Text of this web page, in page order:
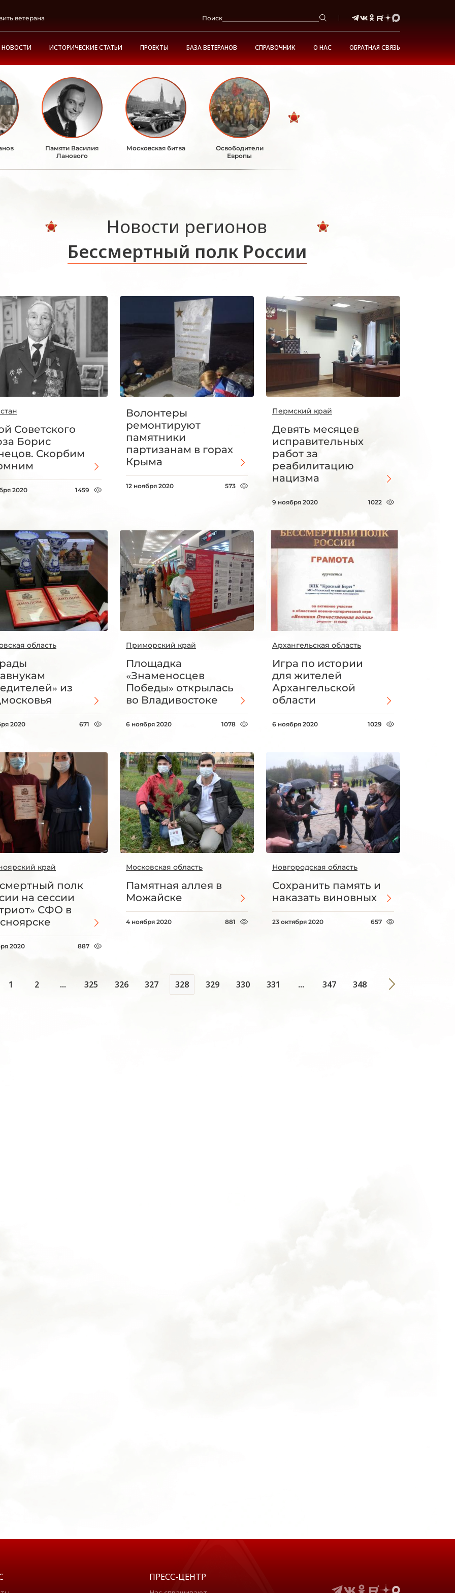
ветерана Поиск
НОВОСТИ ИСТОРИЧЕСКИЕ СТАТЬИ ПРОЕКТЫ БАЗА ВЕТЕРАНОВ СПРАВОЧНИК О НАС ОБРАТНАЯ СВЯЗЬ
Памяти Василия
Ланового
Московская битва
Освободители
Европы
Новости регионов
Бессмертный полк России
Советского
Борис
Скорбим
2020 1459
Волонтеры
ремонтируют
памятники
партизанам в горах
Крыма
12 ноября 2020 573
Пермский край
Девять месяцев
исправительных
работ за
реабилитацию
нацизма
9 ноября 2020 1022
область
из
2020 671
Приморский край
Площадка
«Знаменосцев
Победы» открылась
во Владивостоке
6 ноября 2020 1078
Архангельская область
Игра по истории
для жителей
Архангельской
области
6 ноября 2020 1029
край
полк
на сессии
СФО в
2020 887
Московская область
Памятная аллея в
Можайске
4 ноября 2020 881
Новгородская область
Сохранить память и
наказать виновных
23 октября 2020 657
1 2 ... 325 326 327 328 329 330 331 ... 347 348
ПРЕСС-ЦЕНТР